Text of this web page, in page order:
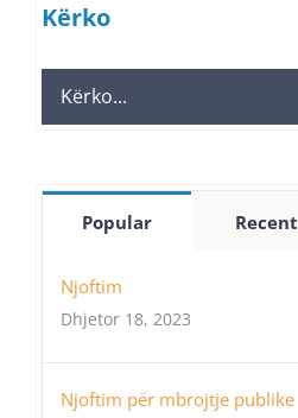
Kërko
Search
for:
Popular Recent
Njoftim
Dhjetor 18, 2023
Njoftim për mbrojtje publike